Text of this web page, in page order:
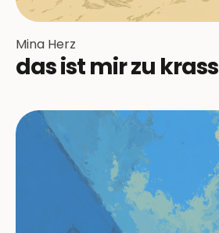
Mina Herz
das ist mir zu krass